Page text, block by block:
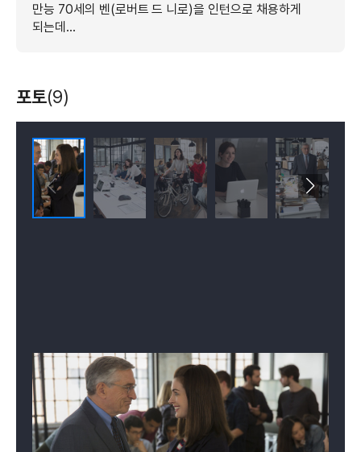
만능 70세의 벤(로버트 드 니로)을 인턴으로 채용하게
되는데...
포토(9)